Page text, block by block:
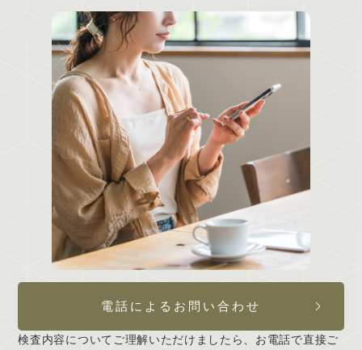
電話によるお問い合わせ
検査内容についてご理解いただけましたら、お電話で直接ご